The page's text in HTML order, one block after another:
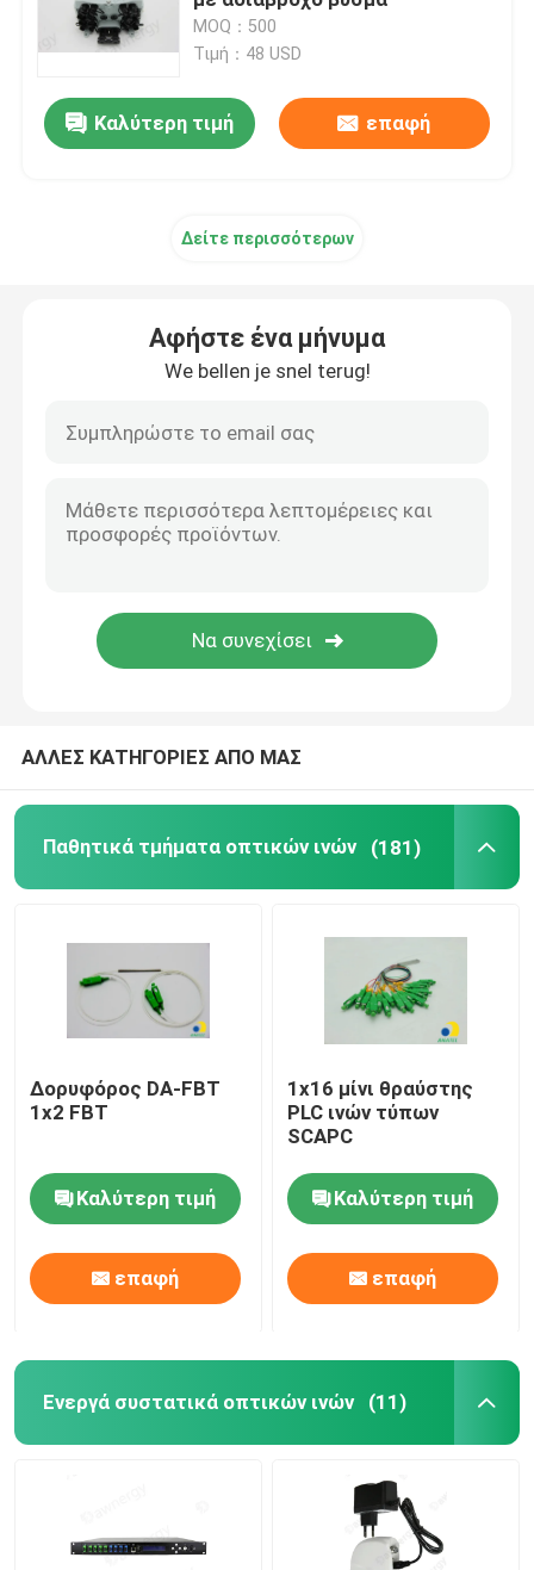
Παθητικά τμήματα οπτικών ινών
Ενεργά συστατικά οπτικών ινών
Συσκευές εργαλείων οπτικών ινών
Εξοπλισμός δοκιμής οπτικών ινών
Λύσεις δικτύου FTTx
MOQ：500
Τιμή：48 USD
Καλύτερη τιμή επαφή
Δείτε περισσότερων
Αφήστε ένα μήνυμα
We bellen je snel terug!
ΑΛΛΕΣ ΚΑΤΗΓΟΡΙΕΣ ΑΠΟ ΜΑΣ
Παθητικά τμήματα οπτικών ινών (181)
Δορυφόρος DA-FBT
1x2 FBT
Καλύτερη τιμή
επαφή
1x16 μίνι θραύστης
PLC ινών τύπων
SCAPC
Καλύτερη τιμή
επαφή
Ενεργά συστατικά οπτικών ινών (11)